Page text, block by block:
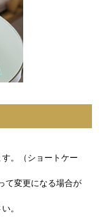
。（ショートケー
て変更になる場合が
。